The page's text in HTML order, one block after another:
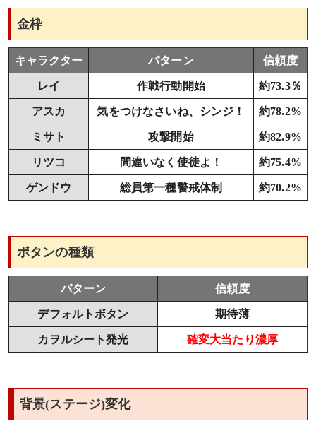
金枠
キャラクター パターン 信頼度
レイ 作戦行動開始 約73.3％
アスカ 気をつけなさいね、シンジ！ 約78.2%
ミサト 攻撃開始 約82.9%
リツコ 間違いなく使徒よ！ 約75.4%
ゲンドウ 総員第一種警戒体制 約70.2%
ボタンの種類
パターン 信頼度
デフォルトボタン 期待薄
カヲルシート発光 確変大当たり濃厚
背景(ステージ)変化